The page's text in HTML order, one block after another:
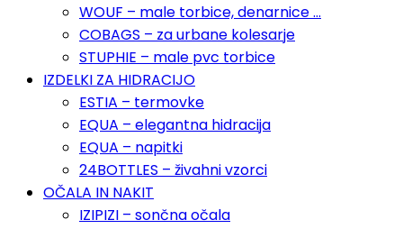
WOUF – male torbice, denarnice …
COBAGS – za urbane kolesarje
STUPHIE – male pvc torbice
IZDELKI ZA HIDRACIJO
ESTIA – termovke
EQUA – elegantna hidracija
EQUA – napitki
24BOTTLES – živahni vzorci
OČALA IN NAKIT
IZIPIZI – sončna očala